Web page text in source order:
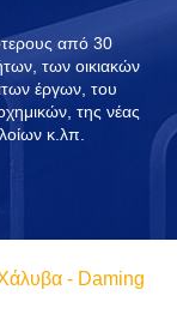
από 30
των οικιακών
έργων, του
της νέας
κ.λπ.
- Daming